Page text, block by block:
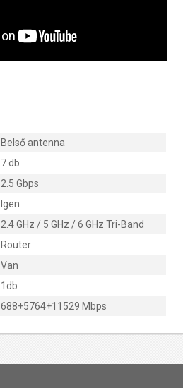
Belső antenna
7 db
2.5 Gbps
Igen
2.4 GHz / 5 GHz / 6 GHz Tri-Band
Router
Van
1db
688+5764+11529 Mbps